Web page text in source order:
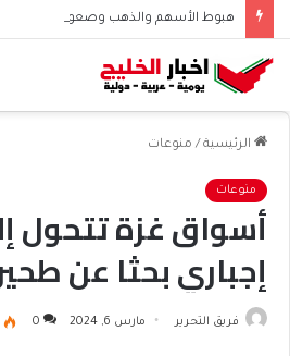
هبوط الأسهم والذهب وصعود النفط يعقّد
الرئيسية / منوعات
منوعات
أسواق غزة تتحول
إجباري بحثا عن
فريق التحرير مارس 6, 2024 0